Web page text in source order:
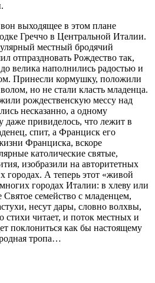
выходящее в этом плане
Греччо в Центральной Италии.
местный бродячий
отпраздновать Рождество так,
велика наполнились радостью и
Принесли кормушку, положили
но не стали класть младенца.
рождественскую мессу над
несказанно, а одному
даже привиделось, что лежит в
спит, а Франциск его
Франциска, вскоре
католические святые,
изобразили на авторитетных
городах. А теперь этот «живой
городах Италии: в хлеву или
семейство с младенцем,
несут дары, словно волхвы,
стихи читает, и поток местных и
поклониться как бы настоящему
тропа…